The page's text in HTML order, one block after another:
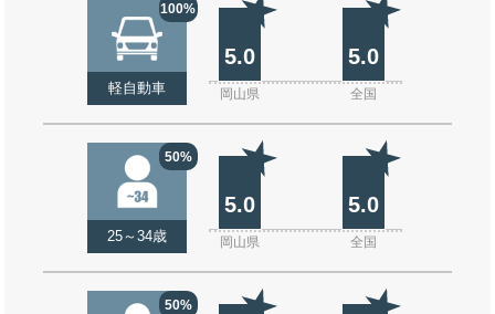
100%
軽自動車
5.0 5.0
岡山県 全国
50%
25～34歳
5.0 5.0
岡山県 全国
50%